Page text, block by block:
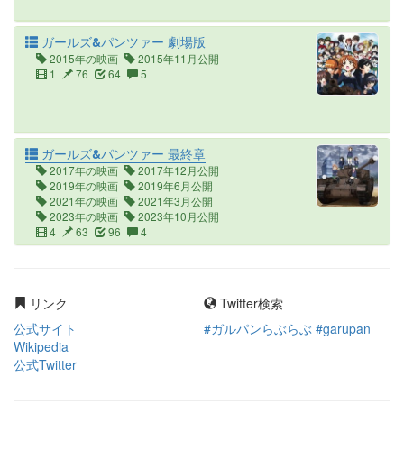
ガールズ&パンツァー 劇場版
2015年の映画
2015年11月公開
1
76 64 5
ガールズ&パンツァー 最終章
2017年の映画
2017年12月公開
2019年の映画
2019年6月公開
2021年の映画
2021年3月公開
2023年の映画
2023年10月公開
4
63 96 4
リンク
公式サイト
Wikipedia
公式Twitter
Twitter検索
#ガルパンらぶらぶ #garupan